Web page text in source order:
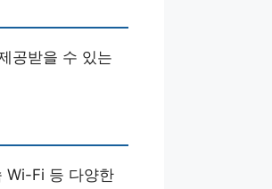
공받을 수 있는
Wi-Fi 등 다양한